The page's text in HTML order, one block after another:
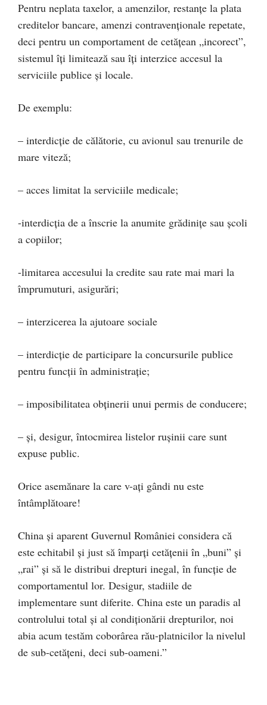
Pentru neplata taxelor, a amenzilor, restanțe la plata
creditelor bancare, amenzi contravenționale repetate,
deci pentru un comportament de cetățean „incorect”,
sistemul îți limitează sau îți interzice accesul la
serviciile publice și locale.
De exemplu:
– interdicție de călătorie, cu avionul sau trenurile de
mare viteză;
– acces limitat la serviciile medicale;
-interdicția de a înscrie la anumite grădinițe sau școli
a copiilor;
-limitarea accesului la credite sau rate mai mari la
împrumuturi, asigurări;
– interzicerea la ajutoare sociale
– interdicție de participare la concursurile publice
pentru funcții în administrație;
– imposibilitatea obținerii unui permis de conducere;
– și, desigur, întocmirea listelor rușinii care sunt
expuse public.
Orice asemănare la care v-ați gândi nu este
întâmplătoare!
China și aparent Guvernul României considera că
este echitabil și just să împarți cetățenii în „buni” și
„rai” și să le distribui drepturi inegal, în funcție de
comportamentul lor. Desigur, stadiile de
implementare sunt diferite. China este un paradis al
controlului total și al condiționării drepturilor, noi
abia acum testăm coborârea rău-platnicilor la nivelul
de sub-cetățeni, deci sub-oameni.”